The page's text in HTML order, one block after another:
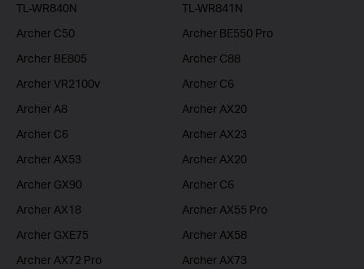
TL-WR840N
TL-WR841N
Archer C50
Archer BE550 Pro
Archer BE805
Archer C88
Archer VR2100v
Archer C6
Archer A8
Archer AX20
Archer C6
Archer AX23
Archer AX53
Archer AX20
Archer GX90
Archer C6
Archer AX18
Archer AX55 Pro
Archer GXE75
Archer AX58
Archer AX72 Pro
Archer AX73